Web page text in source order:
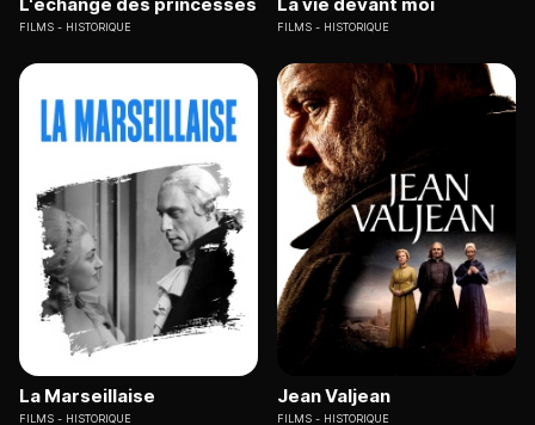
FILMS HISTORIQUE FILMS HISTORIQUE
La Marseillaise
FILMS HISTORIQUE
Jean Valjean
FILMS HISTORIQUE